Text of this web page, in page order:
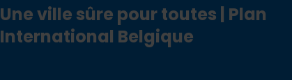
Une ville sûre pour toutes | Plan
International Belgique